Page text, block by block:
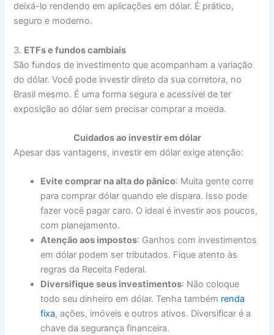
deixá-lo rendendo em aplicações em dólar. É prático,
seguro e moderno.
3. ETFs e fundos cambiais
São fundos de investimento que acompanham a variação
do dólar. Você pode investir direto da sua corretora, no
Brasil mesmo. É uma forma segura e acessível de ter
exposição ao dólar sem precisar comprar a moeda.
Cuidados ao investir em dólar
Apesar das vantagens, investir em dólar exige atenção:
Evite comprar na alta do pânico: Muita gente corre
para comprar dólar quando ele dispara. Isso pode
fazer você pagar caro. O ideal é investir aos poucos,
com planejamento.
Atenção aos impostos: Ganhos com investimentos
em dólar podem ser tributados. Fique atento às
regras da Receita Federal.
Diversifique seus investimentos: Não coloque
todo seu dinheiro em dólar. Tenha também renda
fixa, ações, imóveis e outros ativos. Diversificar é a
chave da segurança financeira.